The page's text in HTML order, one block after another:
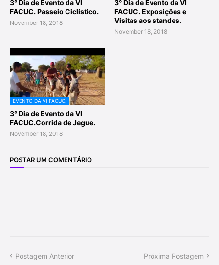
3° Dia de Evento da VI
FACUC. Passeio Ciclístico.
November 18, 2018
3° Dia de Evento da VI
FACUC. Exposições e
Visitas aos standes.
November 18, 2018
EVENTO DA VI FACUC.
3° Dia de Evento da VI
FACUC.Corrida de Jegue.
November 18, 2018
POSTAR UM COMENTÁRIO
Postagem Anterior Próxima Postagem